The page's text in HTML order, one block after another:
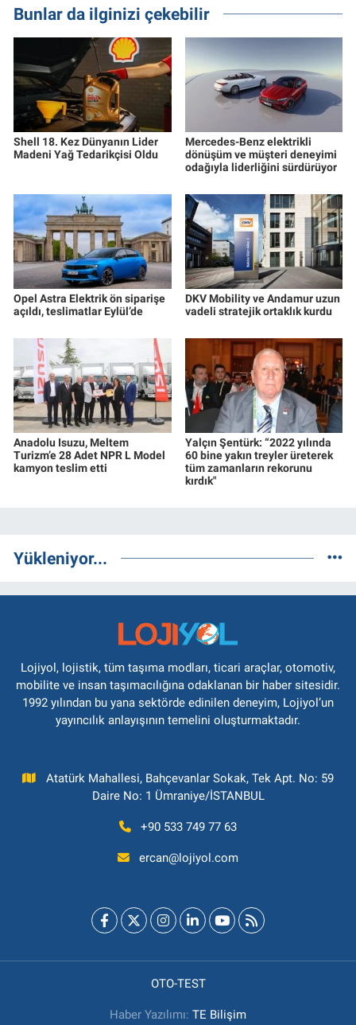
Bunlar da ilginizi çekebilir
Shell 18. Kez Dünyanın Lider
Madeni Yağ Tedarikçisi Oldu
Mercedes-Benz elektrikli
dönüşüm ve müşteri deneyimi
odağıyla liderliğini sürdürüyor
Opel Astra Elektrik ön siparişe
açıldı, teslimatlar Eylül’de
DKV Mobility ve Andamur uzun
vadeli stratejik ortaklık kurdu
Anadolu Isuzu, Meltem
Turizm’e 28 Adet NPR L Model
kamyon teslim etti
Yalçın Şentürk: “2022 yılında
60 bine yakın treyler üreterek
tüm zamanların rekorunu
kırdık"
Yükleniyor...
Lojiyol, lojistik, tüm taşıma modları, ticari araçlar, otomotiv,
mobilite ve insan taşımacılığına odaklanan bir haber sitesidir.
1992 yılından bu yana sektörde edinilen deneyim, Lojiyol’un
yayıncılık anlayışının temelini oluşturmaktadır.
Atatürk Mahallesi, Bahçevanlar Sokak, Tek Apt. No: 59
Daire No: 1 Ümraniye/İSTANBUL
+90 533 749 77 63
ercan@lojiyol.com
OTO-TEST
Haber Yazılımı: TE Bilişim